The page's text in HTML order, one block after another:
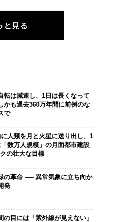
と見る
転は減速し、1日は長くなって
も過去360万年間に前例のな
で
人類を月と火星に送り出し、1
数万人規模」の月面都市建設
の壮大な目標
の革命 ── 異常気象に立ち向か
発
の目には「紫外線が見えない」